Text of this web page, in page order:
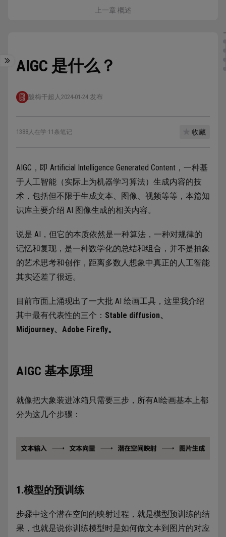
上一章 概述
AIGC 是什么？
酸梅干超人 2024-01-24 发布
1388人在学·11条笔记 收藏
AIGC，即 Artificial Intelligence Generated Content，一种基
于人工智能（实际上为机器学习算法）生成内容的技
术，包括但不限于生成文本、图像、视频等等，本篇知
识库主要介绍 AI 图像生成的相关内容。
说是 AI，但它的本质依然是一种算法，一种对规律的
记忆和复现，是一种数学化的总结和组合，并不是抽象
的艺术思考和创作，距离多数人想象中真正的人工智能
其实还差了很远。
目前市面上涌现出了一大批 AI 绘画工具，这里我介绍
其中最有代表性的三个： Stable diffusion、
Midjourney、Adobe Firefly。
AIGC 基本原理
就像把大象装进冰箱只需要三步，所有AI绘画基本上都
分为这几个步骤：
1.模型的预训练
步骤中这个潜在空间的映射过程，就是模型预训练的结
果，也就是说你训练模型时是如何做文本到图片的对应